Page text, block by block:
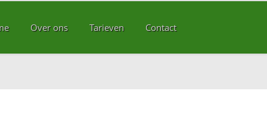
Over ons Tarieven Contact